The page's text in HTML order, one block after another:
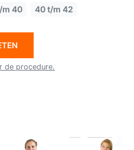
m 40 40 t/m 42
de procedure.